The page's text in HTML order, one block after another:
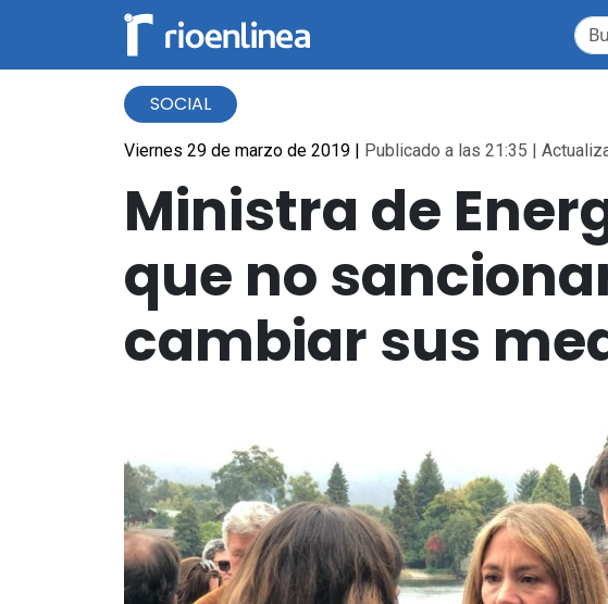
SOCIAL
Viernes 29 de marzo de 2019 | Publicado a las 21:35 |
Ministra de
que no
cambiar sus